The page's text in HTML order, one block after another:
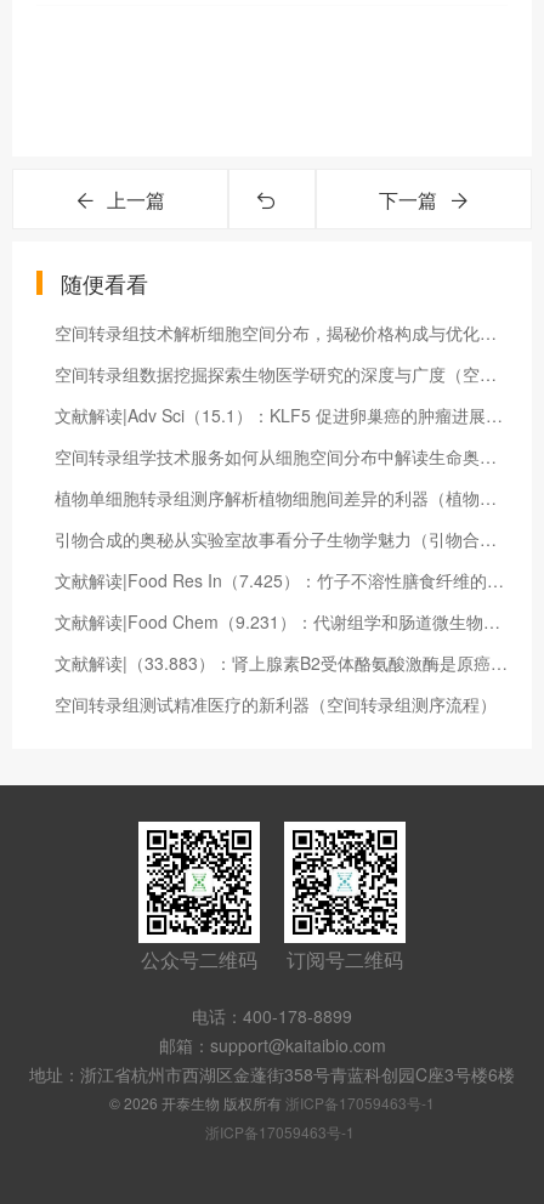
上一篇 下一篇
随便看看
空间转录组技术解析细胞空间分布，揭秘价格构成与优化策略（空间转录组价格一般多少钱一个样）
空间转录组数据挖掘探索生物医学研究的深度与广度（空间转录组数据分析）
文献解读|Adv Sci（15.1）：KLF5 促进卵巢癌的肿瘤进展和 Parp 抑制剂耐药性
空间转录组学技术服务如何从细胞空间分布中解读生命奥秘？（空间转录组切片厚度）
植物单细胞转录组测序解析植物细胞间差异的利器（植物单细胞转录组测序抗逆研究）
引物合成的奥秘从实验室故事看分子生物学魅力（引物合成原理和步骤）
文献解读|Food Res In（7.425）：竹子不溶性膳食纤维的体外粪便发酵特性及其对人体肠道菌群的影响
文献解读|Food Chem（9.231）：代谢组学和肠道微生物组学揭示6-姜烯酚对肥胖的改善作用
文献解读|（33.883）：肾上腺素B2受体酪氨酸激酶是原癌基因MYC和巴雷特肿瘤核心分子程序的调节剂
空间转录组测试精准医疗的新利器（空间转录组测序流程）
公众号二维码 订阅号二维码
电话：400-178-8899
邮箱：support@kaitaibio.com
地址：浙江省杭州市西湖区金蓬街358号青蓝科创园C座3号楼6楼
© 2026 开泰生物 版权所有 浙ICP备17059463号-1
浙ICP备17059463号-1